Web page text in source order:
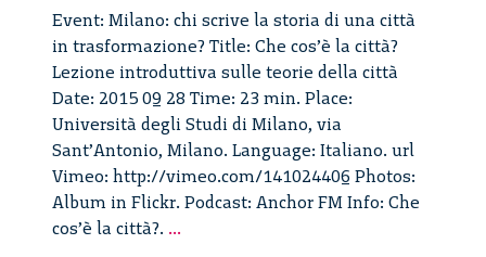
Event: Milano: chi scrive la storia di una città
in trasformazione? Title: Che cos’è la città?
Lezione introduttiva sulle teorie della città
Date: 2015 09 28 Time: 23 min. Place:
Università degli Studi di Milano, via
Sant’Antonio, Milano. Language: Italiano. url
Vimeo: http://vimeo.com/141024406 Photos:
Album in Flickr. Podcast: Anchor FM Info: Che
cos’è la città?. ...